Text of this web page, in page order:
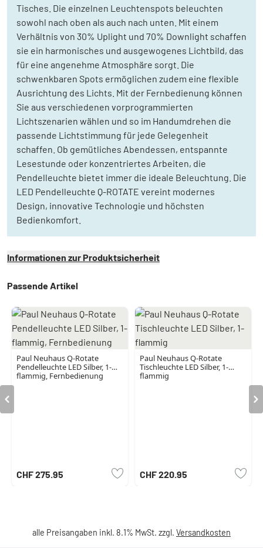
Tisches. Die einzelnen Leuchtenspots beleuchten
sowohl nach oben als auch nach unten. Mit einem
Verhältnis von 30% Uplight und 70% Downlight schaffen
sie ein harmonisches und ausgewogenes Lichtbild, das
für eine angenehme Atmosphäre sorgt. Die
schwenkbaren Spots ermöglichen zudem eine flexible
Ausrichtung des Lichts. Mit der Fernbedienung können
Sie aus verschiedenen vorprogrammierten
Lichtszenarien wählen und so im Handumdrehen die
passende Lichtstimmung für jede Gelegenheit
schaffen. Ob gemütliches Abendessen, entspannte
Lesestunde oder konzentriertes Arbeiten, die
Pendelleuchte bietet immer die ideale Beleuchtung. Die
LED Pendelleuchte Q-ROTATE vereint modernes
Design, innovative Technologie und höchsten
Bedienkomfort.
Informationen zur Produktsicherheit
Passende Artikel
Paul Neuhaus Q-Rotate
Pendelleuchte LED Silber, 1-
flammig, Fernbedienung
CHF 275.95
Paul Neuhaus Q-Rotate
Tischleuchte LED Silber, 1-
flammig
CHF 220.95
alle Preisangaben inkl. 8.1% MwSt. zzgl. Versandkosten